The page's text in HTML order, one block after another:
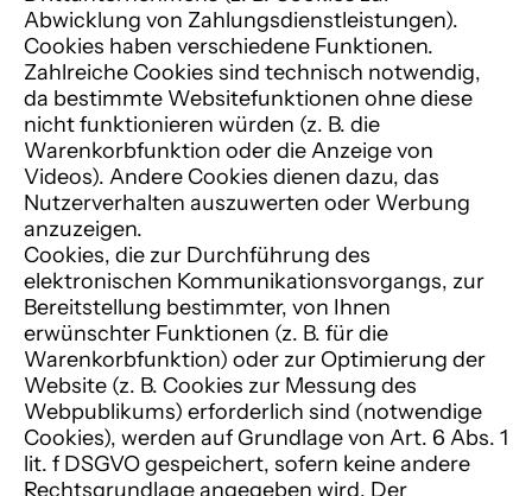
Abwicklung von Zahlungsdienstleistungen).
Cookies haben verschiedene Funktionen.
Zahlreiche Cookies sind technisch notwendig,
da bestimmte Websitefunktionen ohne diese
nicht funktionieren würden (z. B. die
Warenkorbfunktion oder die Anzeige von
Videos). Andere Cookies dienen dazu, das
Nutzerverhalten auszuwerten oder Werbung
anzuzeigen.
Cookies, die zur Durchführung des
elektronischen Kommunikationsvorgangs, zur
Bereitstellung bestimmter, von Ihnen
erwünschter Funktionen (z. B. für die
Warenkorbfunktion) oder zur Optimierung der
Website (z. B. Cookies zur Messung des
Webpublikums) erforderlich sind (notwendige
Cookies), werden auf Grundlage von Art. 6 Abs. 1
lit. f DSGVO gespeichert, sofern keine andere
Rechtsgrundlage angegeben wird. Der